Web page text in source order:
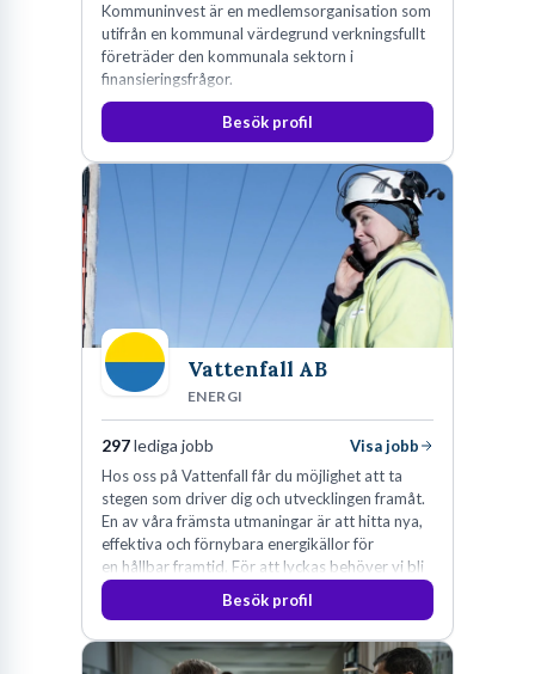
Kommuninvest är en medlemsorganisation som
utifrån en kommunal värdegrund verkningsfullt
företräder den kommunala sektorn i
finansieringsfrågor.
Besök profil
Vattenfall AB
ENERGI
297lediga jobb
Visa jobb
Hos oss på Vattenfall får du möjlighet att ta
stegen som driver dig och utvecklingen framåt.
En av våra främsta utmaningar är att hitta nya,
effektiva och förnybara energikällor för
en hållbar framtid. För att lyckas behöver vi bli
fler medarbetare som vill göra skillnad.
Besök profil